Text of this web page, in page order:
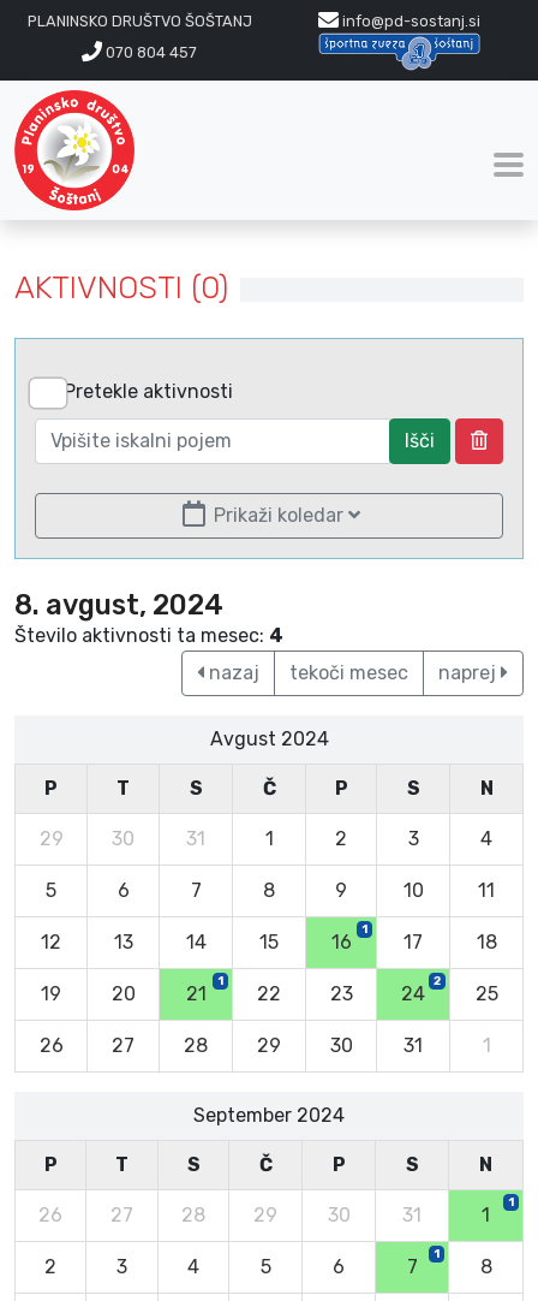
PLANINSKO DRUŠTVO ŠOŠTANJ
info@pd-sostanj.si
070 804 457
AKTIVNOSTI (0)
Pretekle aktivnosti
Išči
Prikaži koledar
8. avgust, 2024
Število aktivnosti ta mesec: 4
nazaj
tekoči mesec naprej
Avgust 2024
P T S Č P S N
29 30 31 1 2 3 4
5 6 7 8 9 10 11
12 13 14 15 16
1
17 18
19 20 21
1
22 23 24
2
25
26 27 28 29 30 31 1
September 2024
P T S Č P S N
26 27 28 29 30 31 1
1
2 3 4 5 6 7
1
8